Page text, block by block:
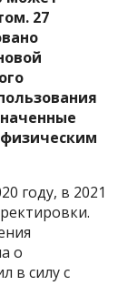
27
физическим
году, в 2021
о
в силу с